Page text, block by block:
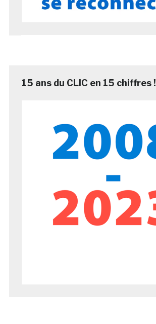
15 ans du CLIC en 15 chiffres !